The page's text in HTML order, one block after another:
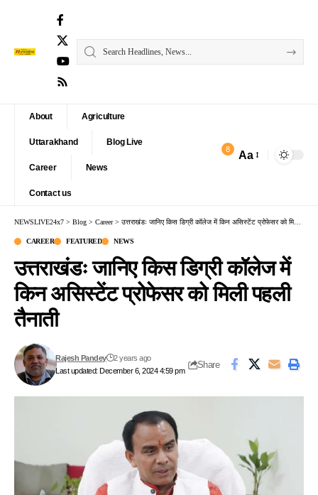
About Agriculture
Uttarakhand Blog Live
Career News
Contact us
8 Aa
NEWSLIVE24x7 > Blog > Career> उत्तराखंडः जानिए किस डिग्री कॉलेज में किन असिस्टेंट प्रोफेसर को मिली पहली तैनाती
CAREER FEATURED NEWS
उत्तराखंडः जानिए किस डिग्री कॉलेज में
किन असिस्टेंट प्रोफेसर को मिली पहली
तैनाती
Last updated: December 6, 2024 4:59 pm
Rajesh Pandey 2 years ago
Share